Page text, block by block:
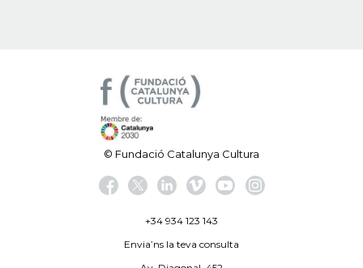
© Fundació Catalunya Cultura
+34 934 123 143
Envia’ns la teva consulta